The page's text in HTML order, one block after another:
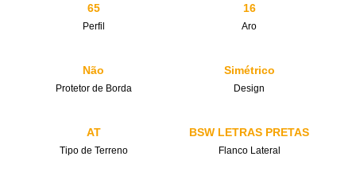
65
Perfil
16
Aro
Não
Protetor de Borda
Simétrico
Design
AT
Tipo de Terreno
BSW LETRAS PRETAS
Flanco Lateral